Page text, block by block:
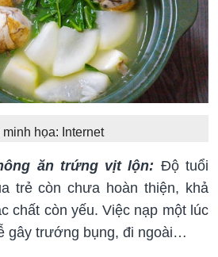
minh họa: Internet
ăn trứng vịt lộn: Độ tuổi
trẻ còn chưa hoàn thiện, khả
chất còn yếu. Việc nạp một lúc
gây trướng bụng, đi ngoài…